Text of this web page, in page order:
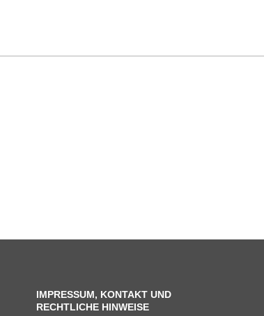
IMPRESSUM, KONTAKT UND
RECHTLICHE HINWEISE